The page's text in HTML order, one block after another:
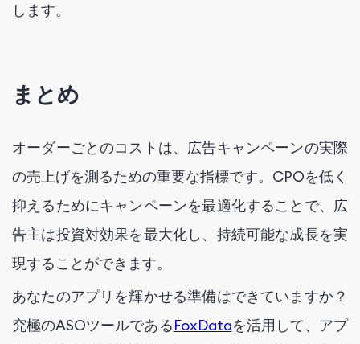
します。
まとめ
オーダーごとのコストは、広告キャンペーンの実際
の売上げを測るための重要な指標です。CPOを低く
抑えるためにキャンペーンを最適化することで、広
告主は投資対効果を最大化し、持続可能な成長を実
現することができます。
あなたのアプリを輝かせる準備はできていますか？
究極のASOツールであるFoxDataを活用して、アプ